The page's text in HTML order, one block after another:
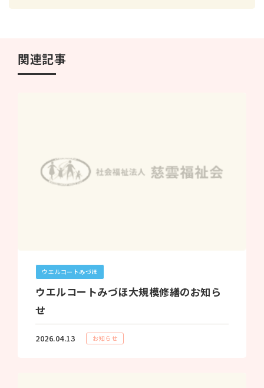
関連記事
ウエルコートみづほ
ウエルコートみづほ大規模修繕のお知ら
せ
2026.04.13 お知らせ